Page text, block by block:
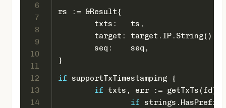
6
7
8
9
10
11
12
13
14
rs := &Result{
	txts:   ts,
	target: target.IP.String(),
	seq:    seq,
}
if supportTxTimestamping {
if txts, err :=
if